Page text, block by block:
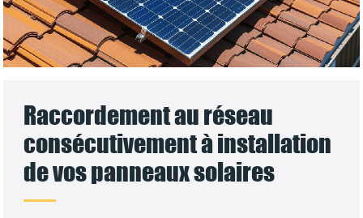
Raccordement au réseau
consécutivement à installation
de vos panneaux solaires